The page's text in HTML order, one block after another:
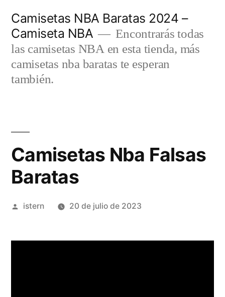
contenido
Camisetas NBA Baratas 2024 –
Camiseta NBA
Encontrarás todas
las camisetas NBA en esta tienda, más
camisetas nba baratas te esperan
también.
Camisetas Nba Falsas
Baratas
Publicado
istern 20 de julio de 2023